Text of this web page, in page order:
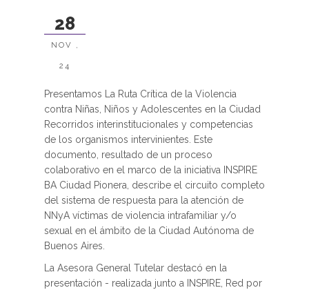
28
NOV ,
24
Presentamos La Ruta Crítica de la Violencia
contra Niñas, Niños y Adolescentes en la Ciudad
Recorridos interinstitucionales y competencias
de los organismos intervinientes. Este
documento, resultado de un proceso
colaborativo en el marco de la iniciativa INSPIRE
BA Ciudad Pionera, describe el circuito completo
del sistema de respuesta para la atención de
NNyA víctimas de violencia intrafamiliar y/o
sexual en el ámbito de la Ciudad Autónoma de
Buenos Aires.
La Asesora General Tutelar destacó en la
presentación - realizada junto a INSPIRE, Red por